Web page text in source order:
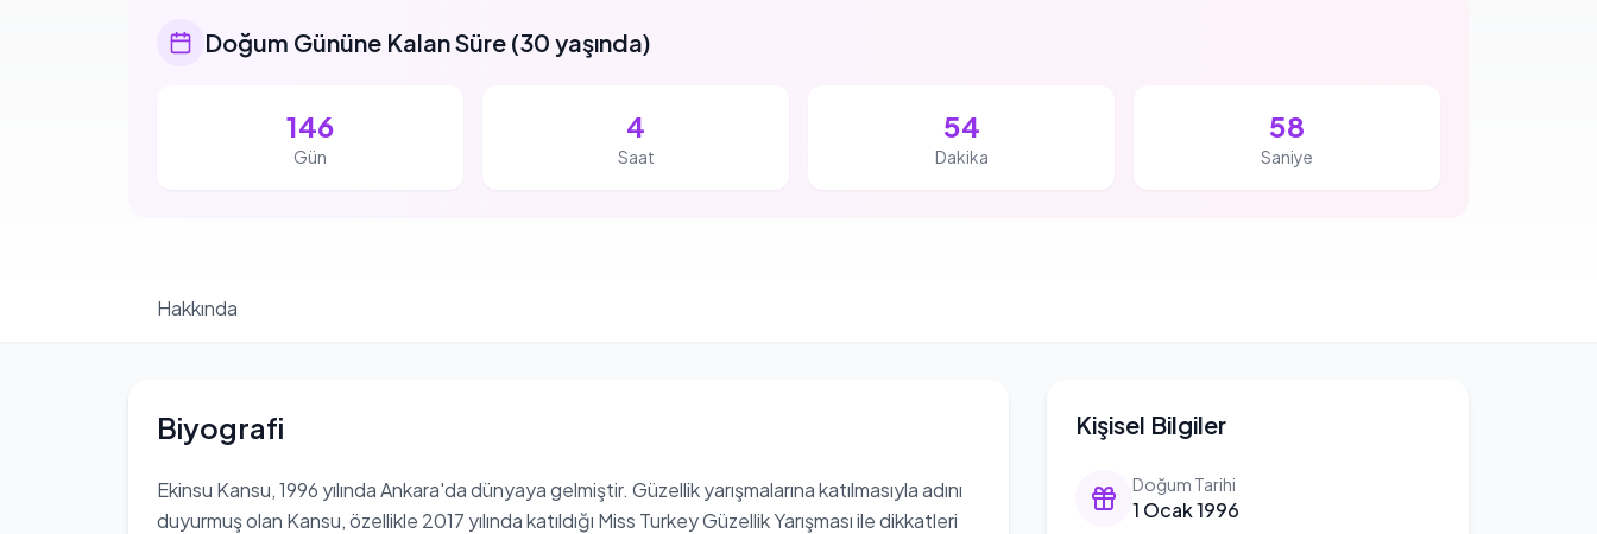
Doğum Gününe Kalan Süre (30 yaşında)
146
Gün
4
Saat
54
Dakika
57
Saniye
Hakkında
Kişisel Bilgiler
Doğum Tarihi
1 Ocak 1996
Biyografi
Ekinsu Kansu, 1996 yılında Ankara'da dünyaya gelmiştir. Güzellik yarışmalarına katılmasıyla adını
duyurmuş olan Kansu, özellikle 2017 yılında katıldığı Miss Turkey Güzellik Yarışması ile dikkatleri